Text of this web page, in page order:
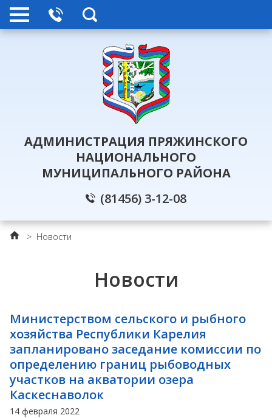
АДМИНИСТРАЦИЯ ПРЯЖИНСКОГО
НАЦИОНАЛЬНОГО
МУНИЦИПАЛЬНОГО РАЙОНА
(81456) 3-12-08
> Новости
Новости
Министерством сельского и рыбного
хозяйства Республики Карелия
запланировано заседание комиссии по
определению границ рыбоводных
участков на акватории озера
Каскеснаволок
14 февраля 2022